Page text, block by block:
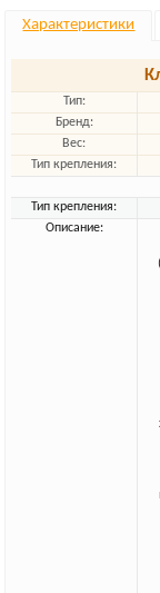
Характеристики
Тип:
Бренд:
Вес:
Тип крепления:
Тип крепления:
Описание: